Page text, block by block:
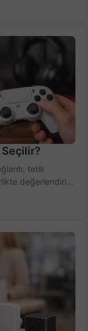
Seçilir?
tetik
değerlendirin;